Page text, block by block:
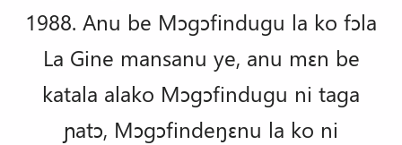
1988. Anu be Mɔgɔfindugu la ko fɔla
La Gine mansanu ye, anu mɛn be
katala alako Mɔgɔfindugu ni taga
ɲatɔ, Mɔgɔfindeŋɛnu la ko ni